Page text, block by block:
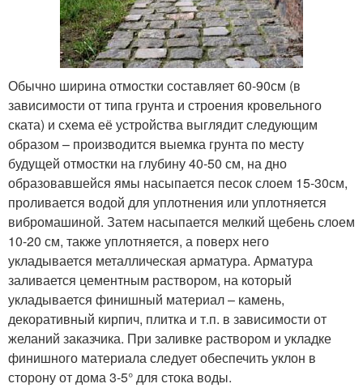
Обычно ширина отмостки составляет 60-90см (в
зависимости от типа грунта и строения кровельного
ската) и схема её устройства выглядит следующим
образом – производится выемка грунта по месту
будущей отмостки на глубину 40-50 см, на дно
образовавшейся ямы насыпается песок слоем 15-30см,
проливается водой для уплотнения или уплотняется
вибромашиной. Затем насыпается мелкий щебень слоем
10-20 см, также уплотняется, а поверх него
укладывается металлическая арматура. Арматура
заливается цементным раствором, на который
укладывается финишный материал – камень,
декоративный кирпич, плитка и т.п. в зависимости от
желаний заказчика. При заливке раствором и укладке
финишного материала следует обеспечить уклон в
сторону от дома 3-5° для стока воды.